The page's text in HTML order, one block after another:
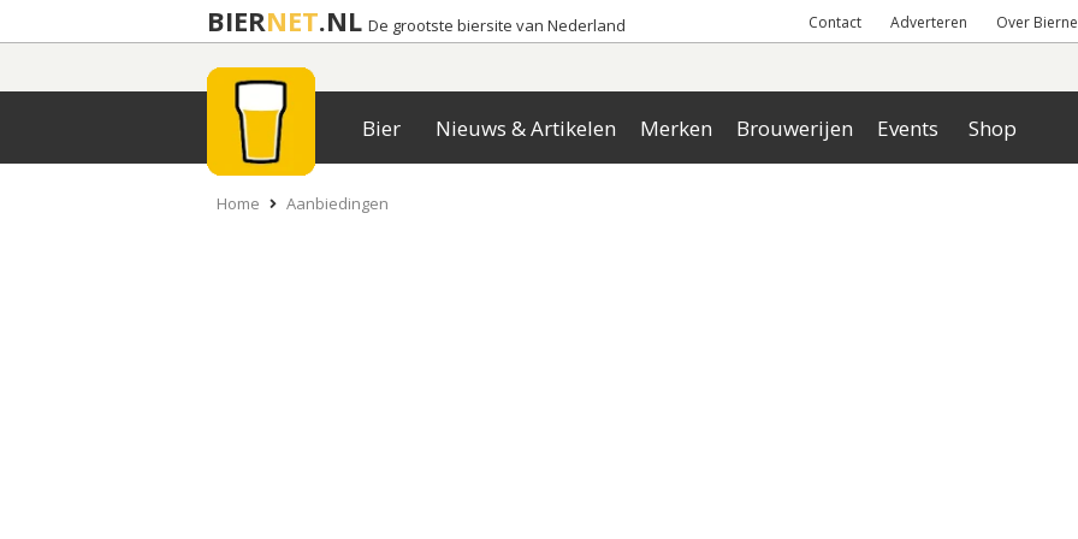
BIERNET.NL De grootste biersite van Nederland Contact Adverteren Over
Bier Nieuws & Artikelen Merken Brouwerijen Events Shop
Home Aanbiedingen